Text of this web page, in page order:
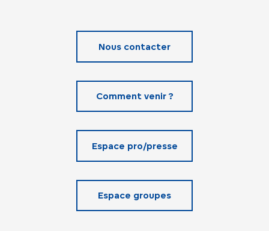
Nous contacter
Comment venir ?
Espace pro/presse
Espace groupes